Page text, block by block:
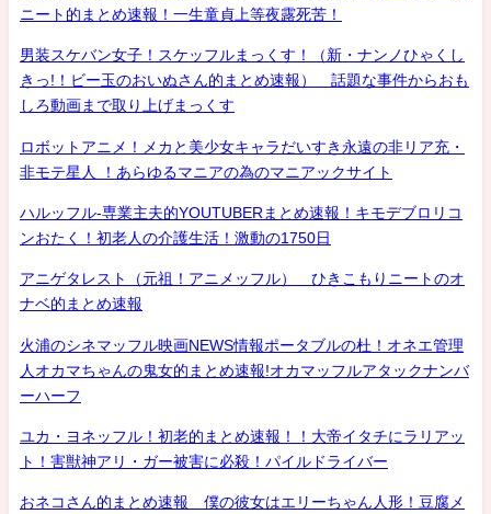
ニート的まとめ速報！一生童貞上等夜露死苦！
男装スケバン女子！スケッフルまっくす！（新・ナンノひゃくし
きっ!！ビー玉のおいぬさん的まとめ速報） 話題な事件からおも
しろ動画まで取り上げまっくす
ロボットアニメ！メカと美少女キャラだいすき永遠の非リア充・
非モテ星人 ！あらゆるマニアの為のマニアックサイト
ハルッフル-専業主夫的YOUTUBERまとめ速報！キモデブロリコ
ンおたく！初老人の介護生活！激動の1750日
アニゲタレスト（元祖！アニメッフル） ひきこもりニートのオ
ナベ的まとめ速報
火浦のシネマッフル映画NEWS情報ポータブルの杜！オネエ管理
人オカマちゃんの鬼女的まとめ速報!オカマッフルアタックナンバ
ーハーフ
ユカ・ヨネッフル！初老的まとめ速報！！大帝イタチにラリアッ
ト！害獣神アリ・ガー被害に必殺！パイルドライバー
おネコさん的まとめ速報 僕の彼女はエリーちゃん人形！豆腐メ